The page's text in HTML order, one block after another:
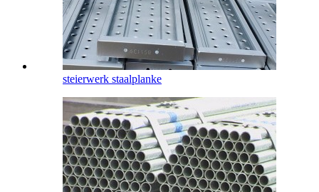
steierwerk staalplanke